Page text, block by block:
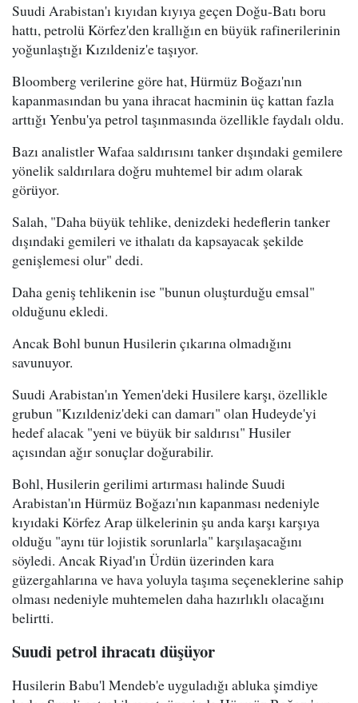
Suudi Arabistan'ı kıyıdan kıyıya geçen Doğu-Batı boru
hattı, petrolü Körfez'den krallığın en büyük rafinerilerinin
yoğunlaştığı Kızıldeniz'e taşıyor.
Bloomberg verilerine göre hat, Hürmüz Boğazı'nın
kapanmasından bu yana ihracat hacminin üç kattan fazla
arttığı Yenbu'ya petrol taşınmasında özellikle faydalı oldu.
Bazı analistler Wafaa saldırısını tanker dışındaki gemilere
yönelik saldırılara doğru muhtemel bir adım olarak
görüyor.
Salah, "Daha büyük tehlike, denizdeki hedeflerin tanker
dışındaki gemileri ve ithalatı da kapsayacak şekilde
genişlemesi olur" dedi.
Daha geniş tehlikenin ise "bunun oluşturduğu emsal"
olduğunu ekledi.
Ancak Bohl bunun Husilerin çıkarına olmadığını
savunuyor.
Suudi Arabistan'ın Yemen'deki Husilere karşı, özellikle
grubun "Kızıldeniz'deki can damarı" olan Hudeyde'yi
hedef alacak "yeni ve büyük bir saldırısı" Husiler
açısından ağır sonuçlar doğurabilir.
Bohl, Husilerin gerilimi artırması halinde Suudi
Arabistan'ın Hürmüz Boğazı'nın kapanması nedeniyle
kıyıdaki Körfez Arap ülkelerinin şu anda karşı karşıya
olduğu "aynı tür lojistik sorunlarla" karşılaşacağını
söyledi. Ancak Riyad'ın Ürdün üzerinden kara
güzergahlarına ve hava yoluyla taşıma seçeneklerine sahip
olması nedeniyle muhtemelen daha hazırlıklı olacağını
belirtti.
Suudi petrol ihracatı düşüyor
Husilerin Babu'l Mendeb'e uyguladığı abluka şimdiye